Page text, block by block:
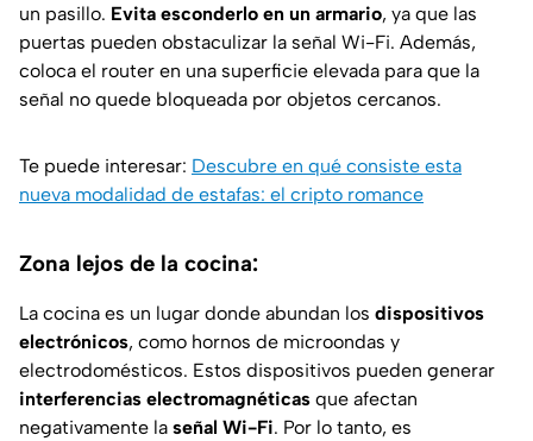
un pasillo. Evita esconderlo en un armario, ya que las
puertas pueden obstaculizar la señal Wi-Fi. Además,
coloca el router en una superficie elevada para que la
señal no quede bloqueada por objetos cercanos.
Te puede interesar: Descubre en qué consiste esta
nueva modalidad de estafas: el cripto romance
Zona lejos de la cocina:
La cocina es un lugar donde abundan los dispositivos
electrónicos, como hornos de microondas y
electrodomésticos. Estos dispositivos pueden generar
interferencias electromagnéticas que afectan
negativamente la señal Wi-Fi. Por lo tanto, es